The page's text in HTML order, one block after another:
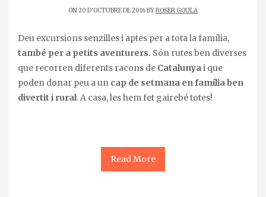
ON 20 D'OCTUBRE DE 2016 BYROSER GOULA
Deu excursions senzilles i aptes per a tota la família,
també per a petits aventurers. Són rutes ben diverses
que recorren diferents racons de Catalunyai que
poden donar peu a un cap de setmana en família ben
divertit i rural. A casa, les hem fet gairebé totes!
Read More